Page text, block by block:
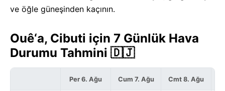
ve öğle güneşinden kaçının.
Ouê‘a, Cibuti için 7 Günlük Hava
Durumu Tahmini 🇩🇯
Per 6. Ağu Cum 7. Ağu Cmt 8. Ağu